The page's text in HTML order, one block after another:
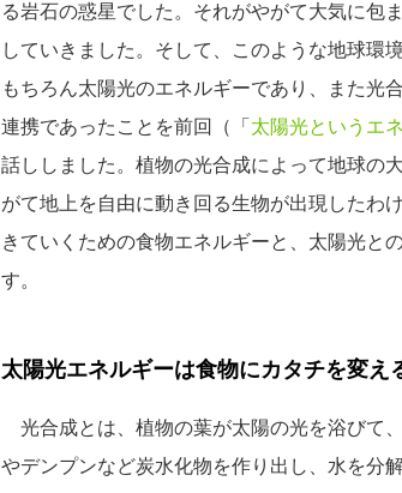
る岩石の惑星でした。それがやがて大気に包
していきました。そして、このような地球環
もちろん太陽光のエネルギーであり、また光
連携であったことを前回（「 太陽光というエ
話ししました。植物の光合成によって地球の
がて地上を自由に動き回る生物が出現したわ
きていくための食物エネルギーと、太陽光と
す。
太陽光エネルギーは食物にカタチを変え
光合成とは、植物の葉が太陽の光を浴びて
やデンプンなど炭水化物を作り出し、水を分